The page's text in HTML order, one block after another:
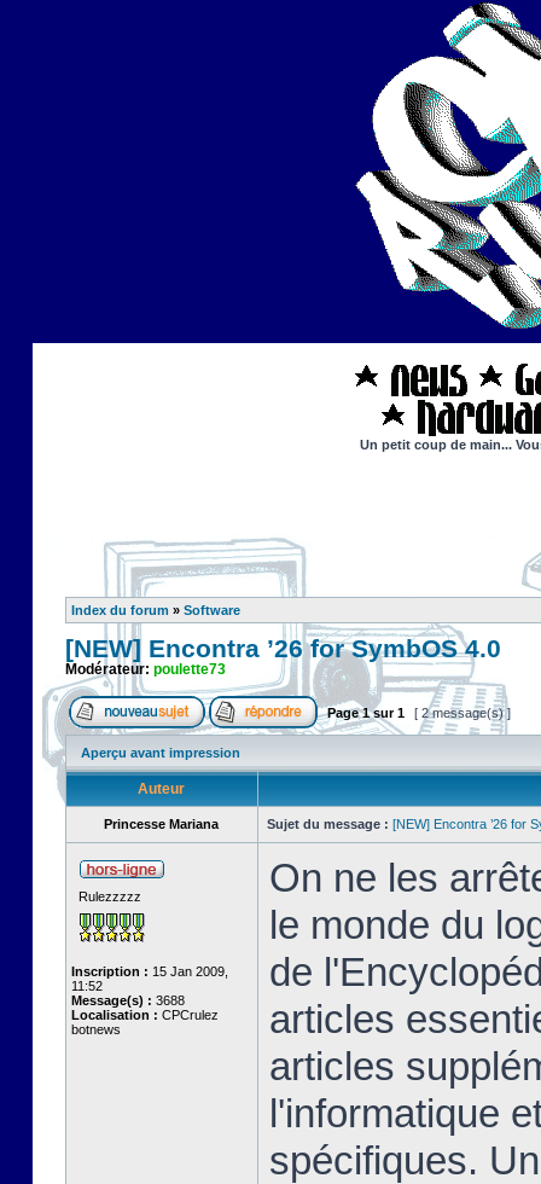
Un petit coup de main...
Index du forum » Software
[NEW] Encontra ’26 for SymbOS 4.0
Modérateur: poulette73
Page1sur1 [ 2 message(s) ]
Aperçu avant impression
Auteur
Princesse Mariana Sujet du message : [NEW] Encontra ’26 for
Rulezzzzz
Inscription : 15 Jan 2009,
11:52
Message(s) : 3688
Localisation : CPCrulez
botnews
On ne les
le monde du
de
articles
articles
l'informatique
spécifiques.